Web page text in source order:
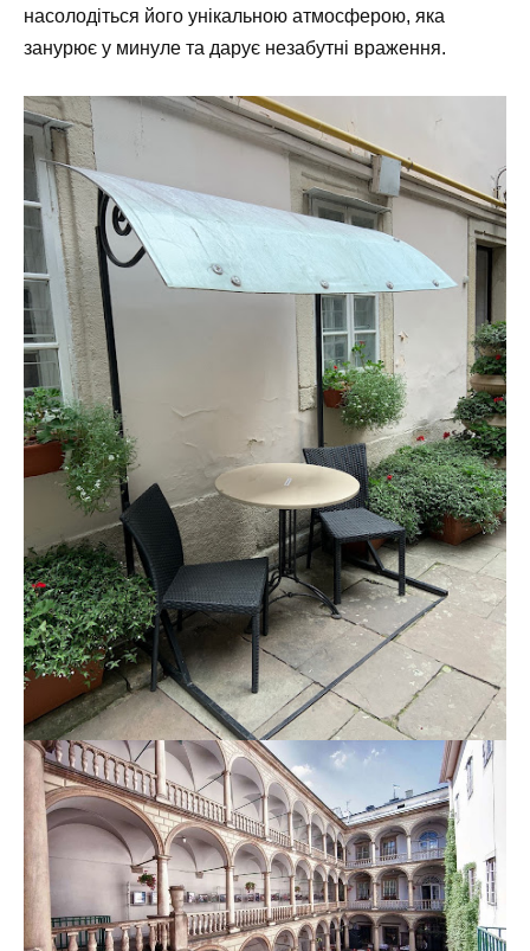
насолодіться його унікальною атмосферою, яка
занурює у минуле та дарує незабутні враження.